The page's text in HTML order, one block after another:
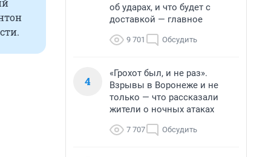
об ударах, и что будет с
доставкой — главное
9 701 Обсудить
4
«Грохот был, и не раз».
Взрывы в Воронеже и не
только — что рассказали
жители о ночных атаках
7 707 Обсудить